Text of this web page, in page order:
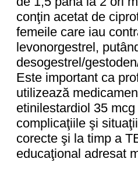
conţin acetat de
femeile care iau
levonorgestrel,
desogestrel/
Este important ca
utilizează
etinilestardiol 35
complicaţiile şi
corecte şi la timp a
educaţional adresat